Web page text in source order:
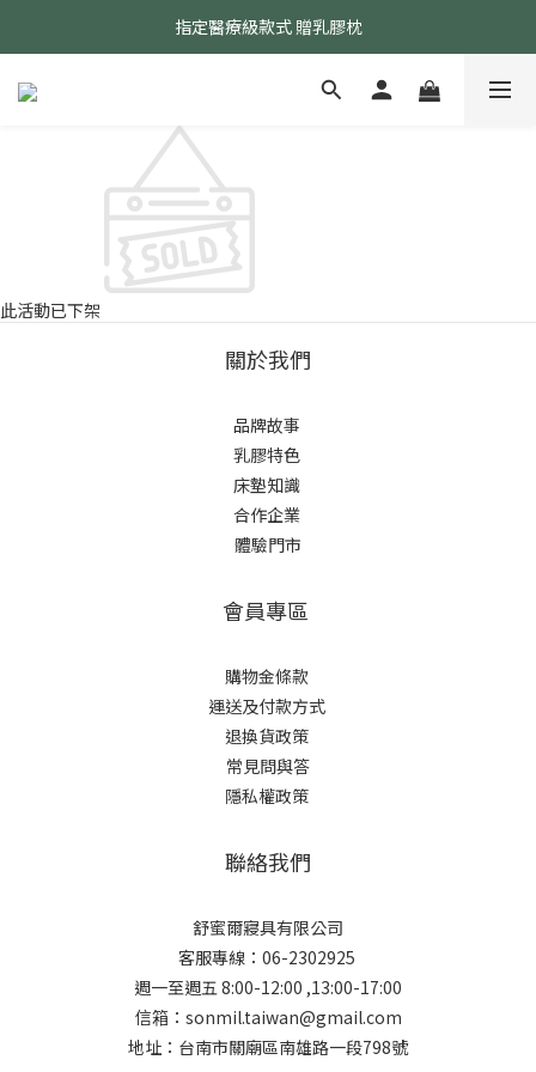
24小時AI智能客服
指定醫療級款式 贈乳膠枕
24小時AI智能客服
此活動已下架
關於我們
品牌故事
乳膠特色
床墊知識
合作企業
體驗門市
會員專區
購物金條款
運送及付款方式
退換貨政策
常見問與答
隱私權政策
聯絡我們
舒蜜爾寢具有限公司
客服專線：06-2302925
週一至週五 8:00-12:00 ,13:00-17:00
信箱：sonmil.taiwan@gmail.com
地址：台南市關廟區南雄路一段798號